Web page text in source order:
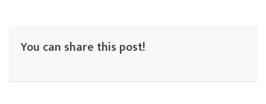
You can share this post!